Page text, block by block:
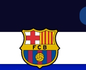
FC Barcelona club badge